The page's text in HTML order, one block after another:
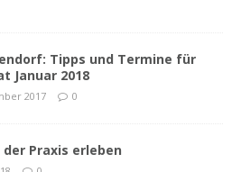
Tipps und Termine für
Januar 2018
2017 0
Praxis erleben